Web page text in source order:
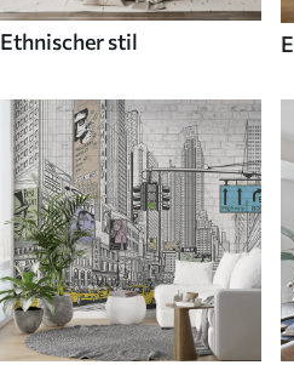
Ethnischer stil